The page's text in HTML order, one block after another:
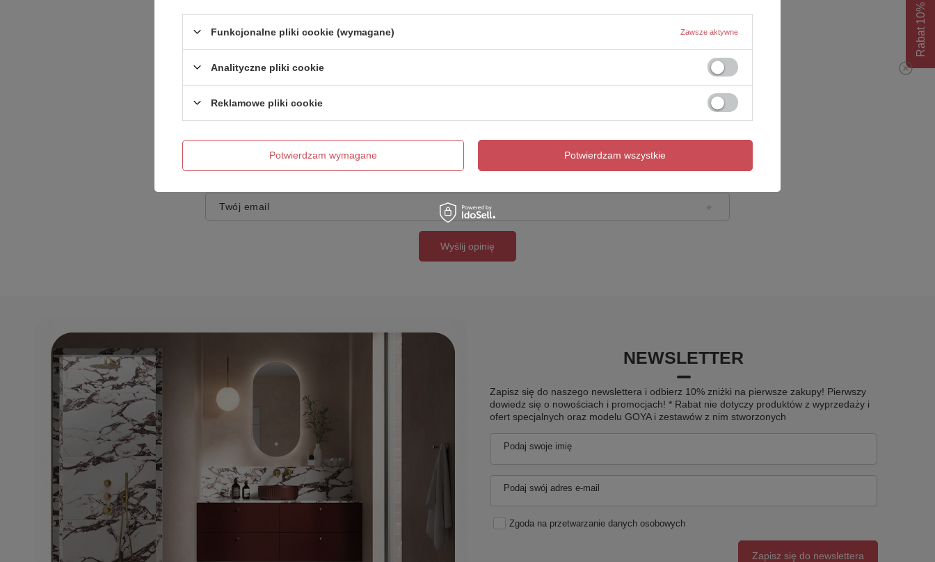
Treść twojej opinii
Dodaj własne zdjęcie produktu:
Twoje imię
Twój email
Wyślij opinię
NEWSLETTER
Zapisz się do naszego newslettera i odbierz 10% zniżki na pierwsze zakupy! Pierwszy
dowiedz się o nowościach i promocjach! * Rabat nie dotyczy produktów z wyprzedaży i
ofert specjalnych oraz modelu GOYA i zestawów z nim stworzonych
Podaj swoje imię
Podaj swój adres e-mail
Zgoda na przetwarzanie danych osobowych
Zapisz się do newslettera
Rabat 10%
Funkcjonalne pliki cookie (wymagane) Zawsze aktywne
Analityczne pliki cookie
Reklamowe pliki cookie
Potwierdzam wymagane Potwierdzam wszystkie